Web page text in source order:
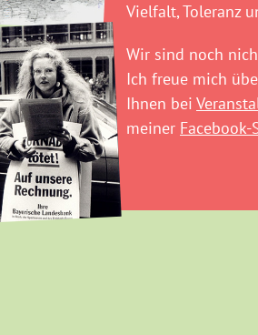
Vielfalt, Toleranz
Wir sind noch
Ich freue mich
Ihnen bei
meiner Facebook-